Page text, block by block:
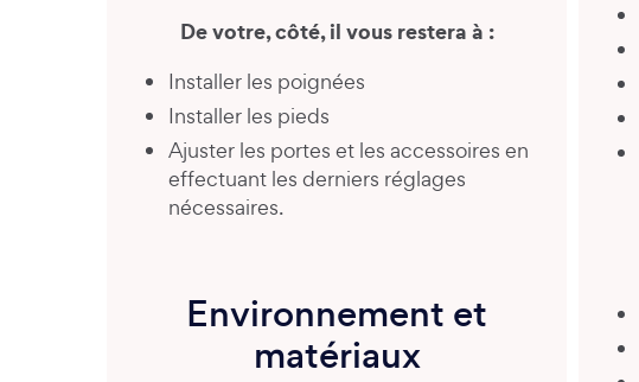
De votre, côté, il vous restera à :
Installer les poignées
Installer les pieds
Ajuster les portes et les accessoires en
effectuant les derniers réglages
nécessaires.
Environnement et
matériaux